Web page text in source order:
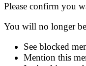
Please confirm you
You will no longer
See blocked
Mention this